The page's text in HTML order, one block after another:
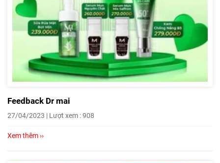
Feedback Dr mai
27/04/2023 | Lượt xem : 908
Xem thêm ››